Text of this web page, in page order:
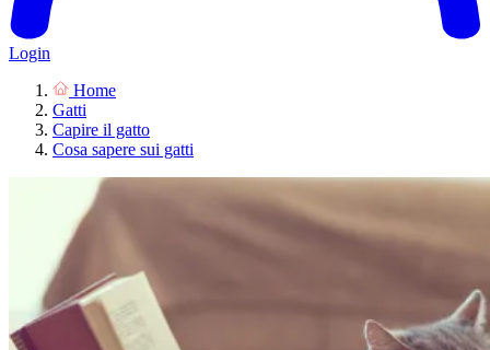
Login
Home
Gatti
Capire il gatto
Cosa sapere sui gatti